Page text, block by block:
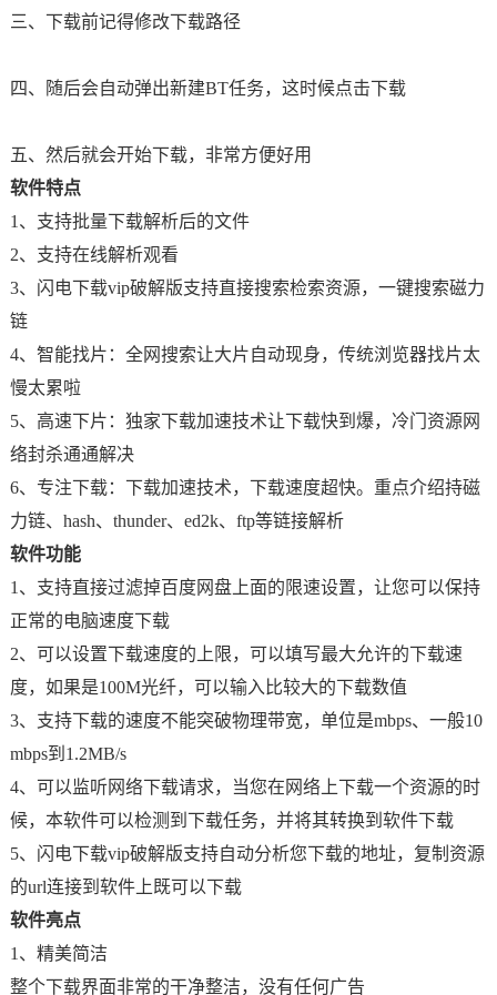
三、下载前记得修改下载路径
四、随后会自动弹出新建BT任务，这时候点击下载
五、然后就会开始下载，非常方便好用
软件特点
1、支持批量下载解析后的文件
2、支持在线解析观看
3、闪电下载vip破解版支持直接搜索检索资源，一键搜索磁力
链
4、智能找片：全网搜索让大片自动现身，传统浏览器找片太
慢太累啦
5、高速下片：独家下载加速技术让下载快到爆，冷门资源网
络封杀通通解决
6、专注下载：下载加速技术，下载速度超快。重点介绍持磁
力链、hash、thunder、ed2k、ftp等链接解析
软件功能
1、支持直接过滤掉百度网盘上面的限速设置，让您可以保持
正常的电脑速度下载
2、可以设置下载速度的上限，可以填写最大允许的下载速
度，如果是100M光纤，可以输入比较大的下载数值
3、支持下载的速度不能突破物理带宽，单位是mbps、一般10
mbps到1.2MB/s
4、可以监听网络下载请求，当您在网络上下载一个资源的时
候，本软件可以检测到下载任务，并将其转换到软件下载
5、闪电下载vip破解版支持自动分析您下载的地址，复制资源
的url连接到软件上既可以下载
软件亮点
1、精美简洁
整个下载界面非常的干净整洁，没有任何广告